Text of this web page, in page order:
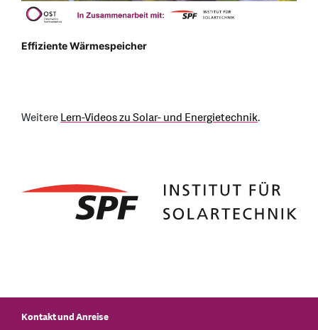
Effiziente Wärmespeicher
WeitereLern-Videos zu Solar- und Energietechnik.
Kontakt und Anreise